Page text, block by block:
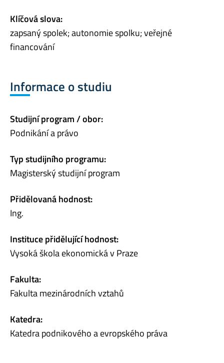
Klíčová slova:
zapsaný spolek; autonomie spolku; veřejné
financování
Informace o studiu
Studijní program / obor:
Podnikání a právo
Typ studijního programu:
Magisterský studijní program
Přidělovaná hodnost:
Ing.
Instituce přidělující hodnost:
Vysoká škola ekonomická v Praze
Fakulta:
Fakulta mezinárodních vztahů
Katedra:
Katedra podnikového a evropského práva